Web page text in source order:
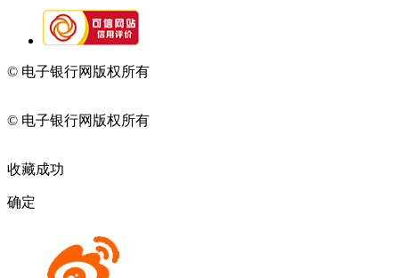
© 电子银行网版权所有
© 电子银行网版权所有
收藏成功
确定